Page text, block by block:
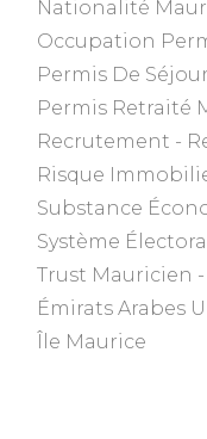
Nationalité
Occupation
Permis De Séjour
Permis Retraité
Recrutement
Risque
Substance
Système Électoral
Trust Mauricien
Émirats Arabes
Île Maurice